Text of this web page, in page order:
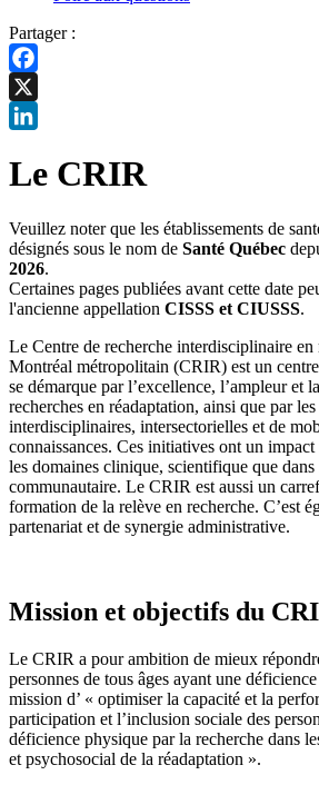
Partager :
Facebook
X
Le CRIR
Veuillez noter que les établissements de
désignés sous le nom de Santé Québec
2026.
Certaines pages publiées avant cette date
l'ancienne appellation CISSS et CIUSSS.
Le Centre de recherche interdisciplinaire en
Montréal métropolitain (CRIR) est un
se démarque par l’excellence, l’ampleur et
recherches en réadaptation, ainsi que par
interdisciplinaires, intersectorielles et de
connaissances. Ces initiatives ont un
les domaines clinique, scientifique que
communautaire. Le CRIR est aussi un
formation de la relève en recherche. C’est
partenariat et de synergie administrative.
Mission et objectifs du
Le CRIR a pour ambition de mieux
personnes de tous âges ayant une
mission d’ « optimiser la capacité et la
participation et l’inclusion sociale des
déficience physique par la recherche dans
et psychosocial de la réadaptation ».